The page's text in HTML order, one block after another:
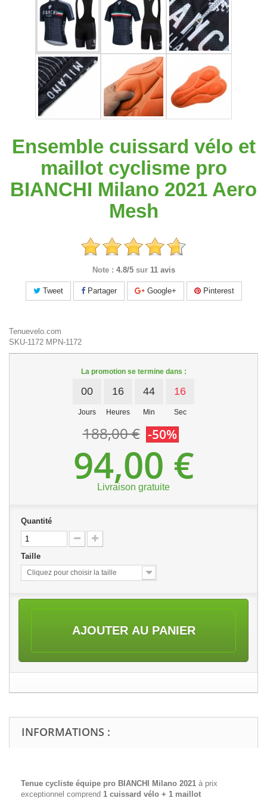
Ensemble cuissard vélo et
maillot cyclisme pro
BIANCHI Milano 2021 Aero
Mesh
Note : 4.8/5 sur 11 avis
Tweet Partager Google+ Pinterest
Tenuevelo.com
SKU-1172 MPN-1172
La promotion se termine dans :
00
Jours
16
Heures
44
Min
15
Sec
188,00 € -50%
94,00 €
Livraison gratuite
Quantité
Taille
Cliquez pour choisir la taille
AJOUTER AU PANIER
INFORMATIONS :
Tenue cycliste équipe pro BIANCHI Milano 2021 à prix
exceptionnel comprend 1 cuissard vélo + 1 maillot